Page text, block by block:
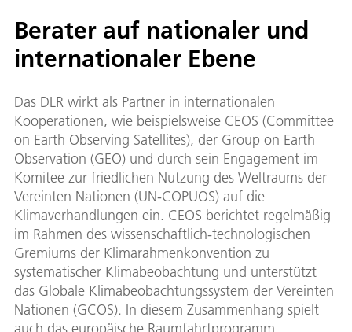
Berater auf nationaler und
internationaler Ebene
Das DLR wirkt als Partner in internationalen
Kooperationen, wie beispielsweise CEOS (Committee
on Earth Observing Satellites), der Group on Earth
Observation (GEO) und durch sein Engagement im
Komitee zur friedlichen Nutzung des Weltraums der
Vereinten Nationen (UN-COPUOS) auf die
Klimaverhandlungen ein. CEOS berichtet regelmäßig
im Rahmen des wissenschaftlich-technologischen
Gremiums der Klimarahmenkonvention zu
systematischer Klimabeobachtung und unterstützt
das Globale Klimabeobachtungssystem der Vereinten
Nationen (GCOS). In diesem Zusammenhang spielt